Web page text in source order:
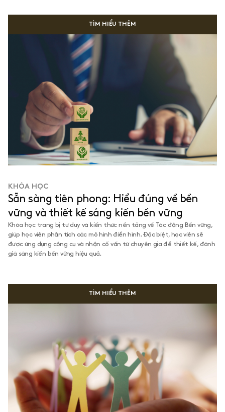
TÌM HIỂU THÊM
Sẵn sàng tiên phong: Hiểu đúng về bền
vững và thiết kế sáng kiến bền vững
KHÓA HỌC
Khóa học trang bị tư duy và kiến thức nền tảng về Tác động Bền vững,
giúp học viên phân tích các mô hình điển hình. Đặc biệt, học viên sẽ
được ứng dụng công cụ và nhận cố vấn từ chuyên gia để thiết kế, đánh
giá sáng kiến bền vững hiệu quả.
TÌM HIỂU THÊM